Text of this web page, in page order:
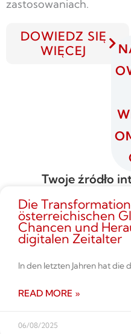
zastosowaniach.
DOWIEDZ SIĘ
WIĘCEJ
Twoje źródło
Die
österreichischen
Chancen und
digitalen Zeitalter
In den letzten Jahren hat die
READ MORE »
06/08/2025